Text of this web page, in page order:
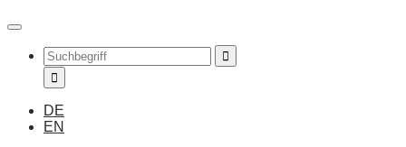
DE
EN